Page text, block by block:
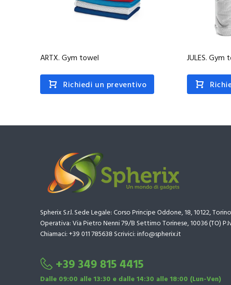
ARTX. Gym towel
Richiedi un preventivo
JULES. Gym
Spherix S.r.l. Sede Legale: Corso Principe Oddone, 18, 10122,
Operativa: Via Pietro Nenni 79/B Settimo Torinese, 10036 (TO)
Chiamaci: +39 011 785638 Scrivici: info@spherix.it
+39 349 815 4415
Dalle 09:00 alle 13:30 e dalle 14:30 alle 18:00 (Lun-Ven)